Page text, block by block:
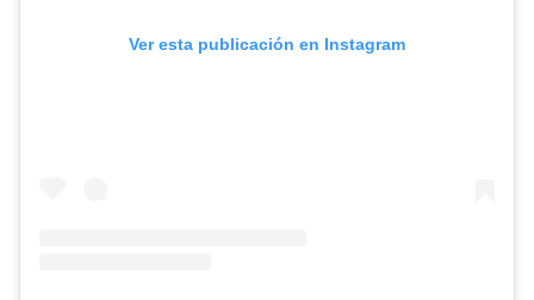
Ver esta publicación en Instagram